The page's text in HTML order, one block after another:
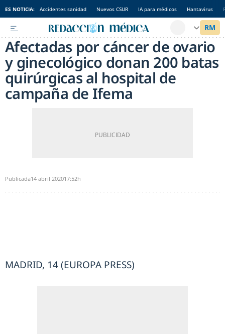
ES NOTICIA: Accidentes sanidad Nuevos CSUR IA para médicos Hantavirus
Afectadas por cáncer de ovario
y ginecológico donan 200 batas
quirúrgicas al hospital de
campaña de Ifema
Publicada14 abril 202017:52h
MADRID, 14 (EUROPA PRESS)